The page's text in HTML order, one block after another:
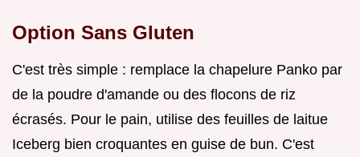
Option Sans Gluten
C'est très simple : remplace la chapelure Panko par
de la poudre d'amande ou des flocons de riz
écrasés. Pour le pain, utilise des feuilles de laitue
Iceberg bien croquantes en guise de bun. C'est